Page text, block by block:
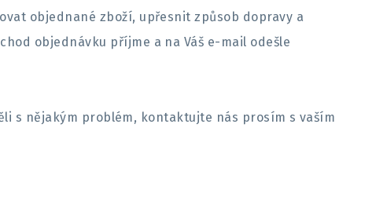
objednané zboží, upřesnit způsob dopravy a
objednávku příjme a na Váš e-mail odešle
s nějakým problém, kontaktujte nás prosím s vaším